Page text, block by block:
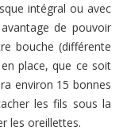
intégral ou avec
de pouvoir
bouche (différente
place, que ce soit
environ 15 bonnes
les fils sous la
les oreillettes.